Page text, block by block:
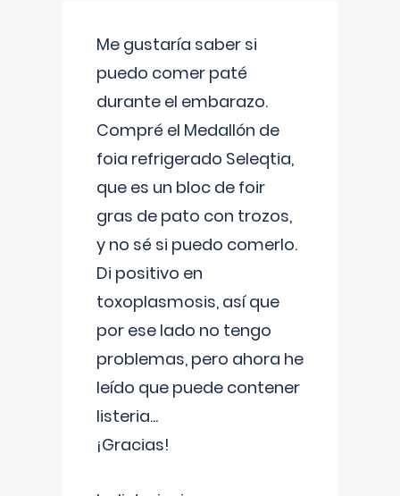
Me gustaría saber si
puedo comer paté
durante el embarazo.
Compré el Medallón de
foia refrigerado Seleqtia,
que es un bloc de foir
gras de pato con trozos,
y no sé si puedo comerlo.
Di positivo en
toxoplasmosis, así que
por ese lado no tengo
problemas, pero ahora he
leído que puede contener
listeria...
¡Gracias!